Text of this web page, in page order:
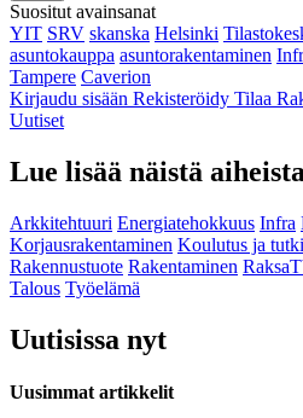
Suositut avainsanat
YIT SRV skanska Helsinki
asuntokauppa asuntorakentaminen
Tampere Caverion
Kirjaudu sisään Rekisteröidy Tilaa
Uutiset
Lue lisää näistä aiheista
Arkkitehtuuri Energiatehokkuus Infra
Korjausrakentaminen Koulutus ja
Rakennustuote Rakentaminen
Talous Työelämä
Uutisissa nyt
Uusimmat artikkelit